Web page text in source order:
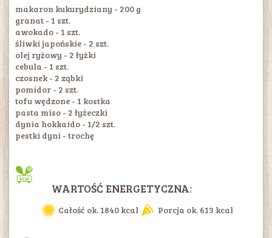
makaron kukurydziany - 200 g
granat - 1 szt.
awokado - 1 szt.
śliwki japońskie - 2 szt.
olej ryżowy - 2 łyżki
cebula - 1 szt.
czosnek - 2 ząbki
pomidor - 2 szt.
tofu wędzone - 1 kostka
pasta miso - 2 łyżeczki
dynia hokkaido - 1/2 szt.
pestki dyni - trochę
WARTOŚĆ ENERGETYCZNA:
Całość ok. 1840 kcal Porcja ok. 613 kcal